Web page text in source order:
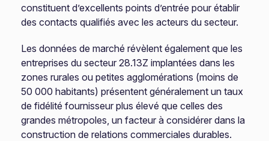
constituent d’excellents points d’entrée pour établir
des contacts qualifiés avec les acteurs du secteur.
Les données de marché révèlent également que les
entreprises du secteur 28.13Z implantées dans les
zones rurales ou petites agglomérations (moins de
50 000 habitants) présentent généralement un taux
de fidélité fournisseur plus élevé que celles des
grandes métropoles, un facteur à considérer dans la
construction de relations commerciales durables.